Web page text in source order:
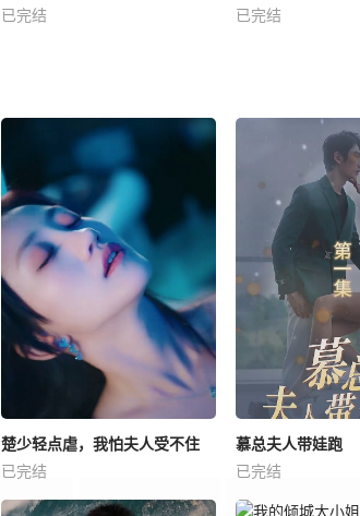
已完结
已完结
楚少轻点虐，我怕夫人受不住
已完结
慕总夫人带娃跑
已完结